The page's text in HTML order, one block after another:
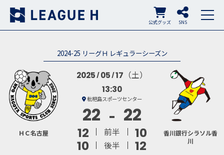
SNS
公式グッズ
2024-25 リーグＨ レギュラーシーズン
ＨＣ名古屋
2025 05 17 （土）
13:30
枇杷島スポーツセンター
22 22
12 前半
10
10
後半 12
香川銀行シラソル香
川